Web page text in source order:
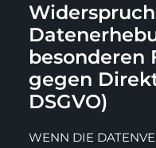
besonderen
gegen
DSGVO)
WENN DIE